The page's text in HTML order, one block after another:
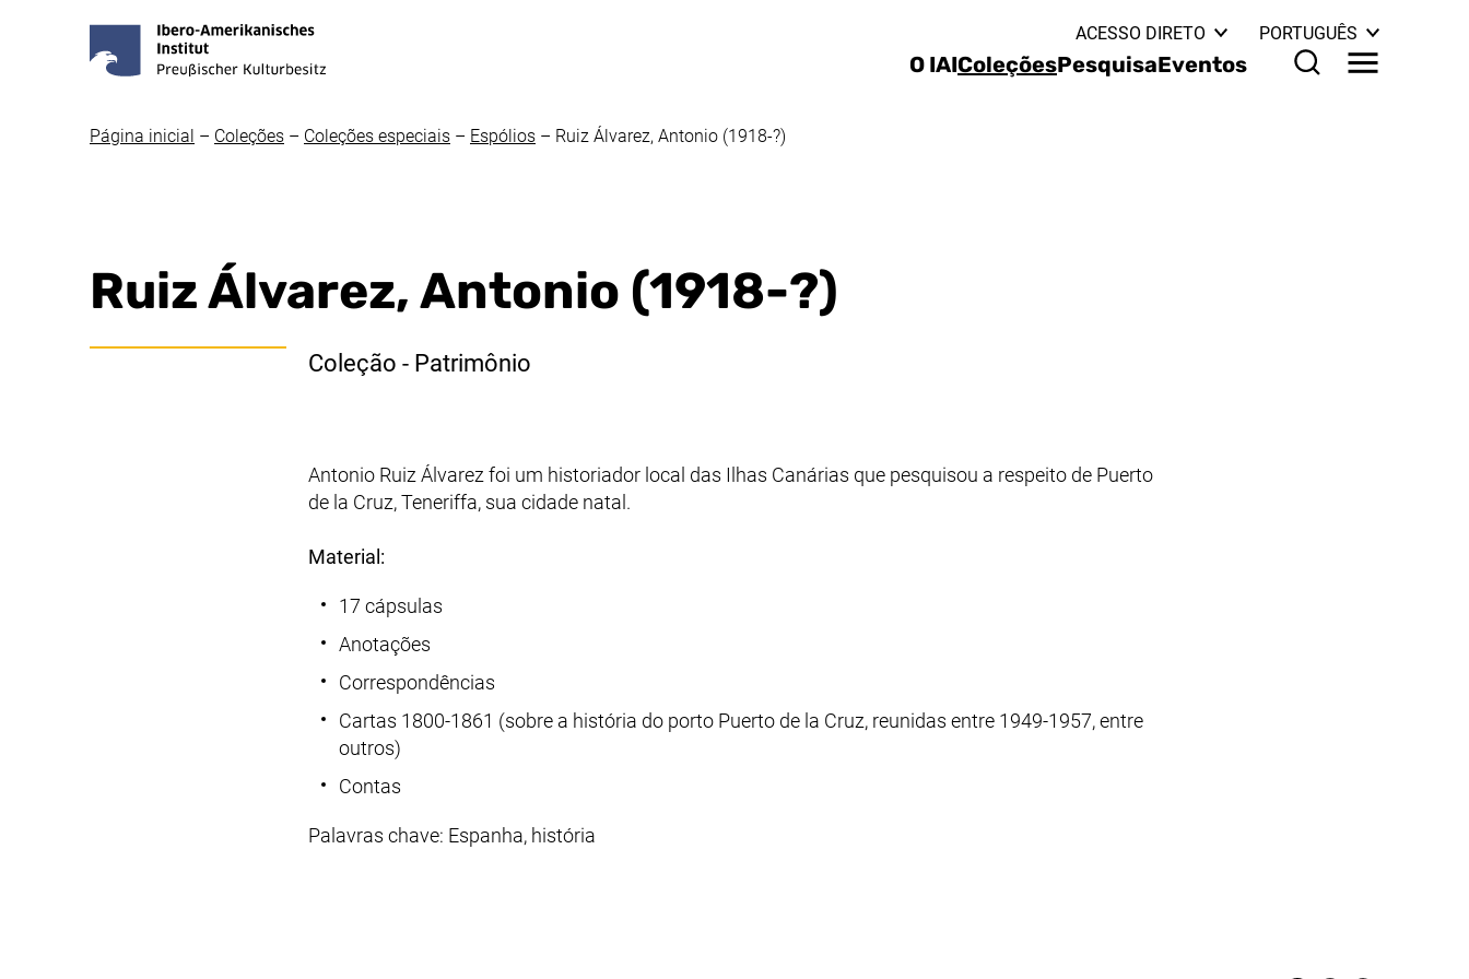
ACESSO DIRETO PORTUGUÊS : MAIS
O IAIColeçõesPesquisaEventos Menu
Página inicial – Coleções – Coleções especiais – Espólios – Ruiz Álvarez, Antonio (1918-?)
Ruiz Álvarez, Antonio (1918-?)
Coleção - Patrimônio
Antonio Ruiz Álvarez foi um historiador local das Ilhas Canárias que pesquisou a respeito de Puerto
de la Cruz, Teneriffa, sua cidade natal.
Material:
17 cápsulas
Anotações
Correspondências
Cartas 1800-1861 (sobre a história do porto Puerto de la Cruz, reunidas entre 1949-1957, entre
outros)
Contas
Palavras chave: Espanha, história